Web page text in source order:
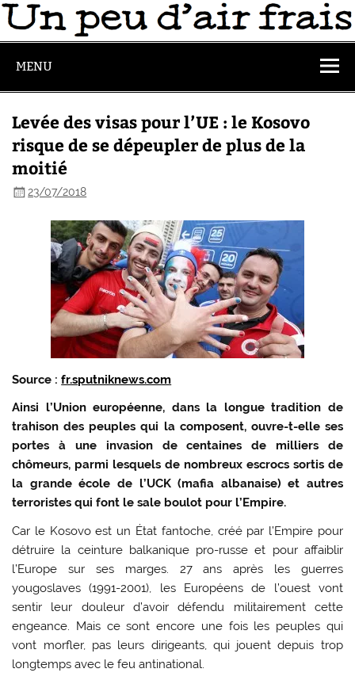
MENU
Levée des visas pour l’UE : le Kosovo
risque de se dépeupler de plus de la
moitié
23/07/2018
Source :fr.sputniknews.com
Ainsi l’Union européenne, dans la longue tradition de
trahison des peuples qui la composent, ouvre-t-elle ses
portes à une invasion de centaines de milliers de
chômeurs, parmi lesquels de nombreux escrocs sortis de
la grande école de l’UCK (mafia albanaise) et autres
terroristes qui font le sale boulot pour l’Empire.
Car le Kosovo est un État fantoche, créé par l’Empire pour
détruire la ceinture balkanique pro-russe et pour affaiblir
l’Europe sur ses marges. 27 ans après les guerres
yougoslaves (1991-2001), les Européens de l’ouest vont
sentir leur douleur d’avoir défendu militairement cette
engeance. Mais ce sont encore une fois les peuples qui
vont morfler, pas leurs dirigeants, qui jouent depuis trop
longtemps avec le feu antinational.